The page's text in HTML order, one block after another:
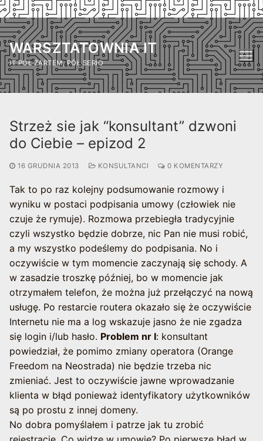
Przejdź
do
treści
WARSZTATOWNIA IT
IT PÓŁ ŻARTEM, PÓŁ SERIO
Strzeż sie jak “konsultant” dzwoni
do Ciebie – epizod 2
16 GRUDNIA 2013 KONSULTANCI 0 KOMENTARZY
Tak to po raz kolejny podsumowanie rozmowy i
wyniku w postaci podpisania umowy (człowiek nie
czuje że rymuje). Rozmowa przebiegła tradycyjnie
czyli wszystko będzie dobrze, nic Pan nie musi robić,
a my wszystko podeślemy do podpisania. No i
oczywiście w tym momencie zaczynają się schody. A
w zasadzie troszkę później, bo w momencie jak
otrzymałem telefon, że można już przełączyć na nową
usługę. Po restarcie routera okazało się że oczywiście
Internetu nie ma a log wskazuje jasno że nie zgadza
się login i/lub hasło. Problem nr I: konsultant
powiedział, że pomimo zmiany operatora (Orange
Freedom na Neostrada) nie będzie trzeba nic
zmieniać. Jest to oczywiście jawne wprowadzanie
klienta w błąd ponieważ identyfikatory użytkowników
są po prostu z innej domeny.
No dobra pomyślałem i patrze jak tu zrobić